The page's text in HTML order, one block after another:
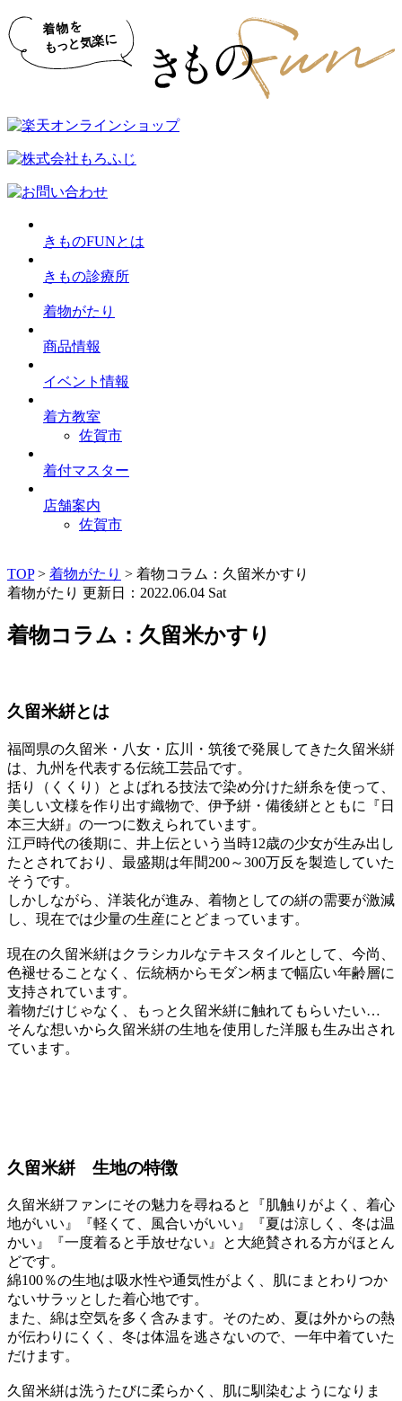
きものFUNとは
きもの診療所
着物がたり
商品情報
イベント情報
着方教室
佐賀市
着付マスター
店舗案内
佐賀市
TOP> 着物がたり > 着物コラム：久留米かすり
着物がたり 更新日：2022.06.04 Sat
着物コラム：久留米かすり
久留米絣とは
福岡県の久留米・八女・広川・筑後で発展してきた久留米絣
は、九州を代表する伝統工芸品です。
括り（くくり）とよばれる技法で染め分けた絣糸を使って、
美しい文様を作り出す織物で、伊予絣・備後絣とともに『日
本三大絣』の一つに数えられています。
江戸時代の後期に、井上伝という当時12歳の少女が生み出し
たとされており、最盛期は年間200～300万反を製造していた
そうです。
しかしながら、洋装化が進み、着物としての絣の需要が激減
し、現在では少量の生産にとどまっています。
現在の久留米絣はクラシカルなテキスタイルとして、今尚、
色褪せることなく、伝統柄からモダン柄まで幅広い年齢層に
支持されています。
着物だけじゃなく、もっと久留米絣に触れてもらいたい…
そんな想いから久留米絣の生地を使用した洋服も生み出され
ています。
久留米絣 生地の特徴
久留米絣ファンにその魅力を尋ねると『肌触りがよく、着心
地がいい』『軽くて、風合いがいい』『夏は涼しく、冬は温
かい』『一度着ると手放せない』と大絶賛される方がほとん
どです。
綿100％の生地は吸水性や通気性がよく、肌にまとわりつか
ないサラッとした着心地です。
また、綿は空気を多く含みます。そのため、夏は外からの熱
が伝わりにくく、冬は体温を逃さないので、一年中着ていた
だけます。
久留米絣は洗うたびに柔らかく、肌に馴染むようになりま